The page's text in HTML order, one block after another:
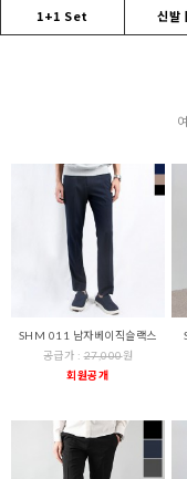
1+1 Set 신발
SHM 011 남자베이직슬랙스
공급가 :27,000원
회원공개